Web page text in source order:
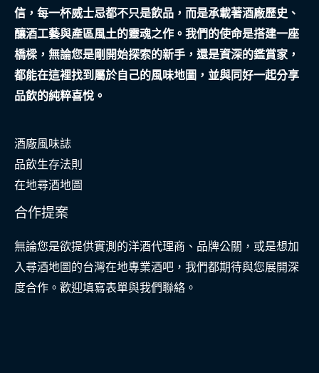
信，每一杯威士忌都不只是飲品，而是承載著酒廠歷史、
釀酒工藝與產區風土的靈魂之作。我們的使命是搭建一座
橋樑，無論您是剛開始探索的新手，還是資深的鑑賞家，
都能在這裡找到屬於自己的風味地圖，並與同好一起分享
品飲的純粹喜悅。
酒廠風味誌
品飲生存法則
在地尋酒地圖
合作提案
無論您是欲提供實測的洋酒代理商、品牌公關，或是想加
入尋酒地圖的台灣在地專業酒吧，我們都期待與您展開深
度合作。歡迎填寫表單與我們聯絡。